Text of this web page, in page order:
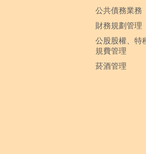
公共債務業務
財務規劃管理
公股股權、特
規費管理
菸酒管理